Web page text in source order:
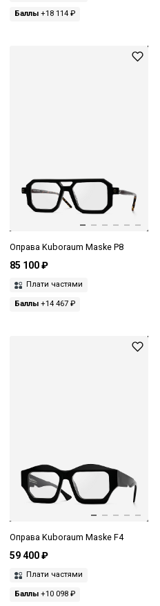
Баллы +18 114 ₽
Оправа Kuboraum Maske P8
85 100 ₽
Плати частями
Баллы +14 467 ₽
Оправа Kuboraum Maske F4
59 400 ₽
Плати частями
Баллы +10 098 ₽